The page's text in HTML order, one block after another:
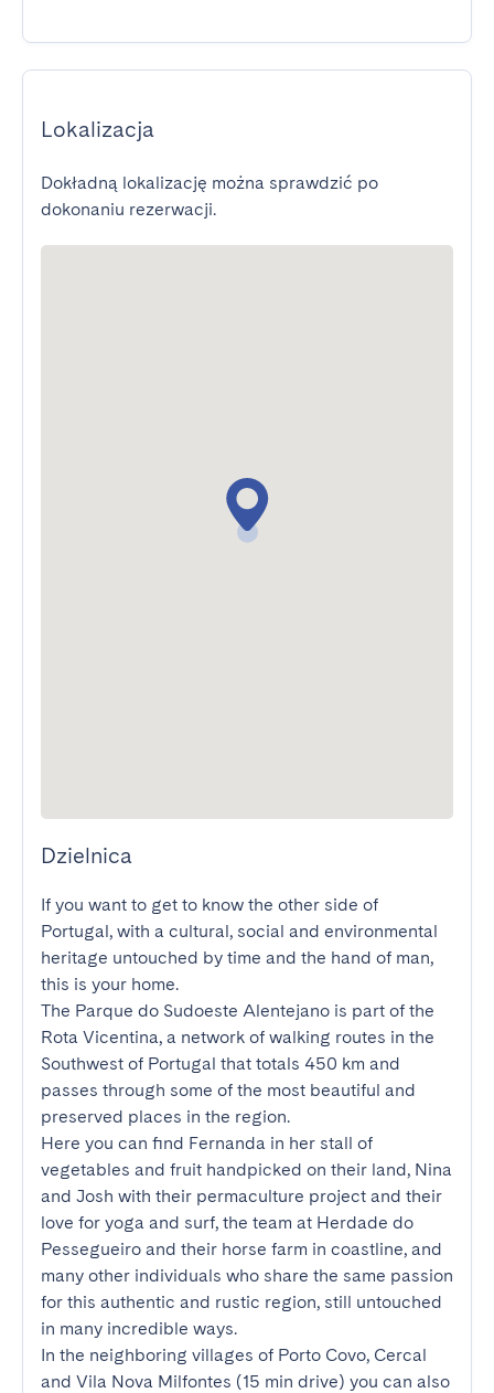
Lokalizacja
Dokładną lokalizację można sprawdzić po
dokonaniu rezerwacji.
Dzielnica
If you want to get to know the other side of
Portugal, with a cultural, social and environmental
heritage untouched by time and the hand of man,
this is your home.
The Parque do Sudoeste Alentejano is part of the
Rota Vicentina, a network of walking routes in the
Southwest of Portugal that totals 450 km and
passes through some of the most beautiful and
preserved places in the region.
Here you can find Fernanda in her stall of
vegetables and fruit handpicked on their land, Nina
and Josh with their permaculture project and their
love for yoga and surf, the team at Herdade do
Pessegueiro and their horse farm in coastline, and
many other individuals who share the same passion
for this authentic and rustic region, still untouched
in many incredible ways.
In the neighboring villages of Porto Covo, Cercal
and Vila Nova Milfontes (15 min drive) you can also